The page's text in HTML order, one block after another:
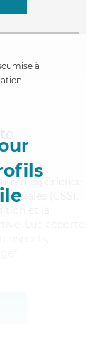
à
d'expérience
(CSS).